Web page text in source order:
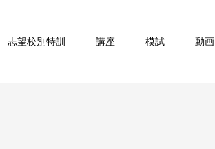
志望校別特訓 講座 模試 動画